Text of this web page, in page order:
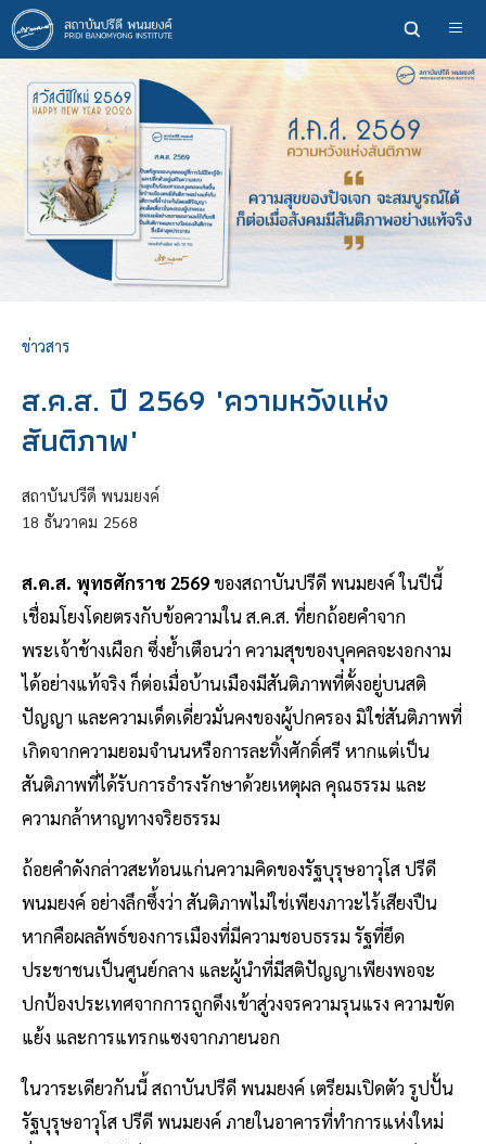
ข้าม
ไป
ยัง
เนื้อหา
ข่าวสาร
ส.ค.ส. ปี 2569 "ความหวังแห่ง
สันติภาพ"
สถาบันปรีดี พนมยงค์
18 ธันวาคม 2568
ส.ค.ส. พุทธศักราช 2569ของสถาบันปรีดี พนมยงค์ ในปีนี้
เชื่อมโยงโดยตรงกับข้อความใน ส.ค.ส. ที่ยกถ้อยคำจาก
พระเจ้าช้างเผือก ซึ่งย้ำเตือนว่า ความสุขของบุคคลจะงอกงาม
ได้อย่างแท้จริง ก็ต่อเมื่อบ้านเมืองมีสันติภาพที่ตั้งอยู่บนสติ
ปัญญา และความเด็ดเดี่ยวมั่นคงของผู้ปกครอง มิใช่สันติภาพที่
เกิดจากความยอมจำนนหรือการละทิ้งศักดิ์ศรี หากแต่เป็น
สันติภาพที่ได้รับการธำรงรักษาด้วยเหตุผล คุณธรรม และ
ความกล้าหาญทางจริยธรรม
ถ้อยคำดังกล่าวสะท้อนแก่นความคิดของรัฐบุรุษอาวุโส ปรีดี
พนมยงค์ อย่างลึกซึ้งว่า สันติภาพไม่ใช่เพียงภาวะไร้เสียงปืน
หากคือผลลัพธ์ของการเมืองที่มีความชอบธรรม รัฐที่ยึด
ประชาชนเป็นศูนย์กลาง และผู้นำที่มีสติปัญญาเพียงพอจะ
ปกป้องประเทศจากการถูกดึงเข้าสู่วงจรความรุนแรง ความขัด
แย้ง และการแทรกแซงจากภายนอก
ในวาระเดียวกันนี้ สถาบันปรีดี พนมยงค์ เตรียมเปิดตัว รูปปั้น
รัฐบุรุษอาวุโส ปรีดี พนมยงค์ ภายในอาคารที่ทำการแห่งใหม่